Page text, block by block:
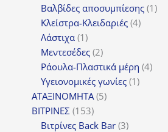
προϊόντα
Βαλβίδες αποσυμπίεσης 11
Κλείστρα-Κλειδαριές 44
Λάστιχα 11
προϊόν
Μεντεσέδες 22
προϊόντα
Ράουλα-Πλαστικά μέρη 44
Υγειονομικές γωνίες 11
ΑΤΑΞΙΝΟΜΗΤΑ 55
ΒΙΤΡΙΝΕΣ 153153
προϊόντα
Βιτρίνες Back Bar 33